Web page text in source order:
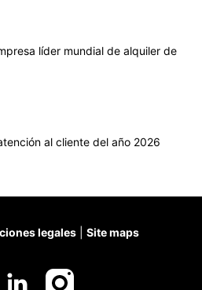
líder mundial de alquiler de
al cliente del año 2026
legales Site maps